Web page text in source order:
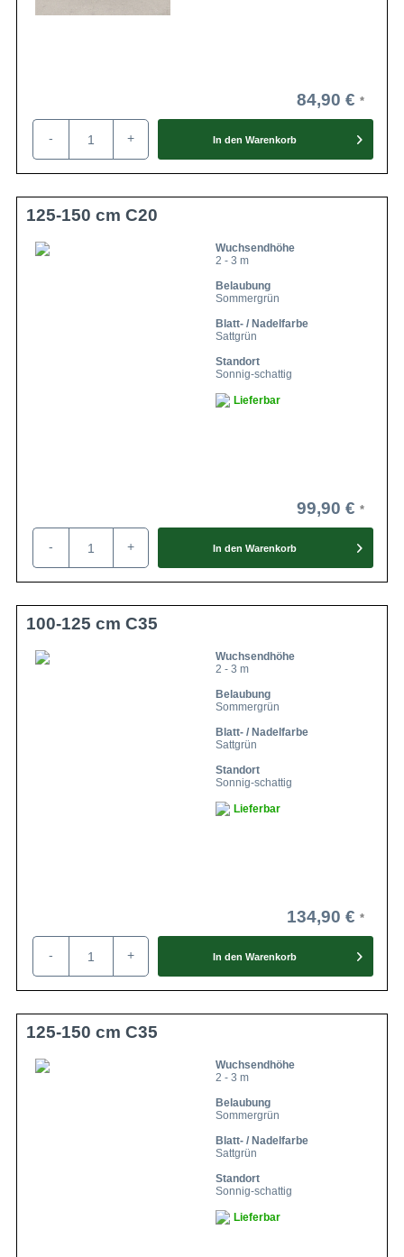
84,90 €
- + In den Warenkorb
125-150 cm C20
Wuchsendhöhe
2 - 3 m
Belaubung
Sommergrün
Blatt- / Nadelfarbe
Sattgrün
Standort
Sonnig-schattig
Lieferbar
99,90 €
- + In den Warenkorb
100-125 cm C35
Wuchsendhöhe
2 - 3 m
Belaubung
Sommergrün
Blatt- / Nadelfarbe
Sattgrün
Standort
Sonnig-schattig
Lieferbar
134,90 €
- + In den Warenkorb
125-150 cm C35
Wuchsendhöhe
2 - 3 m
Belaubung
Sommergrün
Blatt- / Nadelfarbe
Sattgrün
Standort
Sonnig-schattig
Lieferbar